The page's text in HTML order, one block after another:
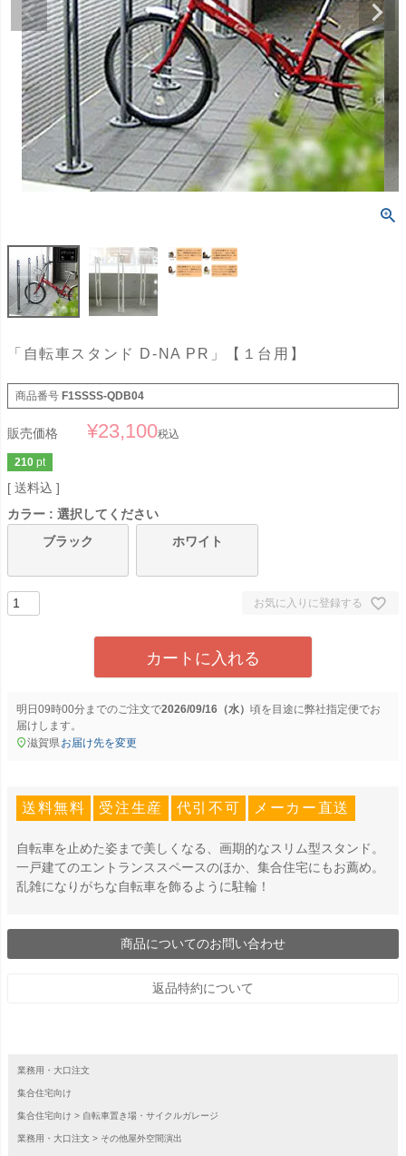
「自転車スタンド D-NA PR」【１台用】
商品番号 F1SSSS-QDB04
販売価格 ¥23,100税込
210 pt
送料込
カラー
選択してください
ブラック
ホワイト
お気に入りに登録する
カートに入れる
明日 09時00分までのご注文で2026/09/16（水） に弊社指定便でお
届けします。
滋賀県お届け先を変更
送料無料 受注生産 代引不可 メーカー直送
自転車を止めた姿まで美しくなる、画期的なスリム型スタンド。
一戸建てのエントランススペースのほか、集合住宅にもお薦め。
乱雑になりがちな自転車を飾るように駐輪！
商品についてのお問い合わせ
返品特約について
業務用・大口注文
集合住宅向け
集合住宅向け 自転車置き場・サイクルガレージ
業務用・大口注文 その他屋外空間演出